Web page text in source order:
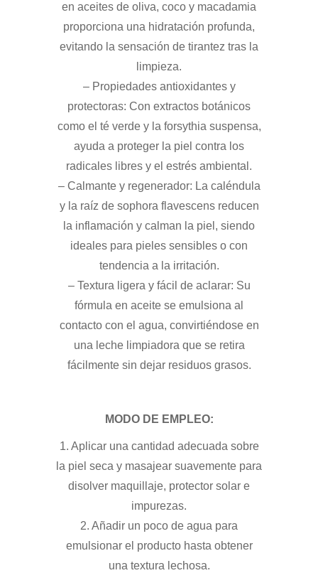
en aceites de oliva, coco y macadamia
proporciona una hidratación profunda,
evitando la sensación de tirantez tras la
limpieza.
– Propiedades antioxidantes y
protectoras: Con extractos botánicos
como el té verde y la forsythia suspensa,
ayuda a proteger la piel contra los
radicales libres y el estrés ambiental.
– Calmante y regenerador: La caléndula
y la raíz de sophora flavescens reducen
la inflamación y calman la piel, siendo
ideales para pieles sensibles o con
tendencia a la irritación.
– Textura ligera y fácil de aclarar: Su
fórmula en aceite se emulsiona al
contacto con el agua, convirtiéndose en
una leche limpiadora que se retira
fácilmente sin dejar residuos grasos.
MODO DE EMPLEO:
1. Aplicar una cantidad adecuada sobre
la piel seca y masajear suavemente para
disolver maquillaje, protector solar e
impurezas.
2. Añadir un poco de agua para
emulsionar el producto hasta obtener
una textura lechosa.